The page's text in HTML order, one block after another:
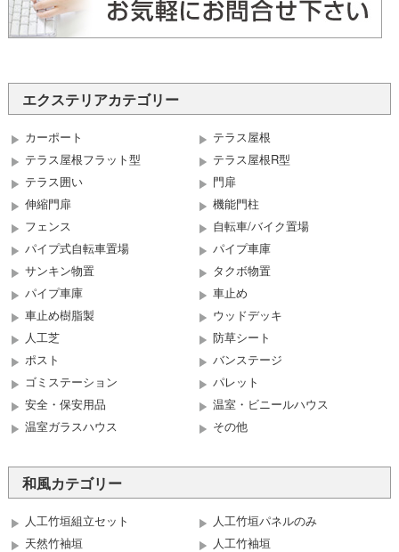
エクステリアカテゴリー
カーポート
テラス屋根
テラス屋根フラット型
テラス屋根R型
テラス囲い
門扉
伸縮門扉
機能門柱
フェンス
自転車/バイク置場
パイプ式自転車置場
パイプ車庫
サンキン物置
タクボ物置
パイプ車庫
車止め
車止め樹脂製
ウッドデッキ
人工芝
防草シート
ポスト
バンステージ
ゴミステーション
パレット
安全・保安用品
温室・ビニールハウス
温室ガラスハウス
その他
和風カテゴリー
人工竹垣組立セット
人工竹垣パネルのみ
天然竹袖垣
人工竹袖垣